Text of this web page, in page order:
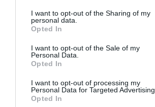
I want to opt-out of the Sharing of my
personal data.
Opted In
I want to opt-out of the Sale of my
Personal Data.
Opted In
I want to opt-out of processing my
Personal Data for Targeted Advertising.
Opted In
Ελλάδας, στο...